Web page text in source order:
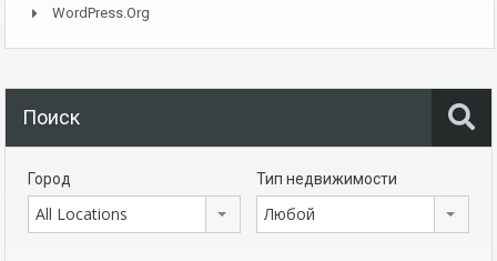
WordPress.org
Поиск
Город
All Locations
Тип недвижимости
Любой